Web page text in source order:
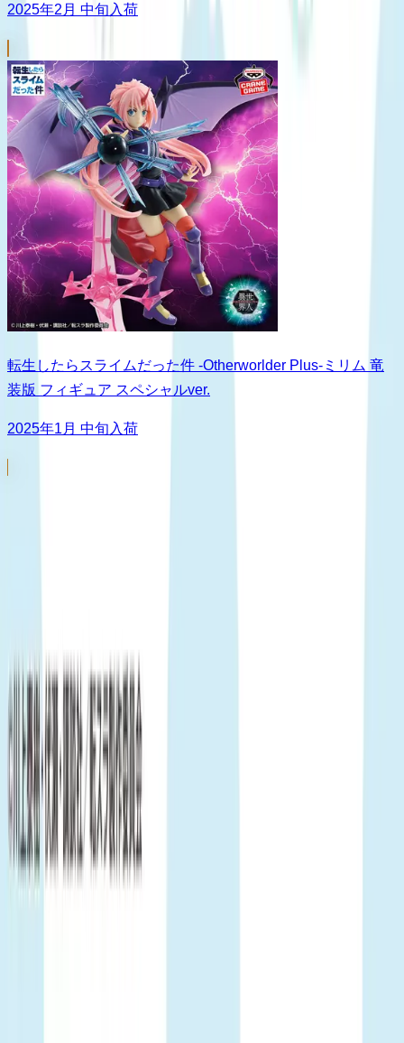
2025年2月 中旬入荷
転生したらスライムだった件 -Otherworlder Plus-ミリム 竜
装版 フィギュア スペシャルver.
2025年1月 中旬入荷